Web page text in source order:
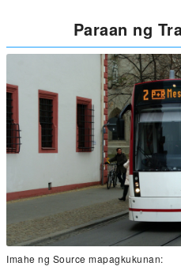
Paraan ng
Imahe ng Source mapagkukunan: